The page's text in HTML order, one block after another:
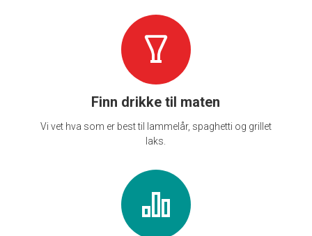
Finn drikke til maten
Vi vet hva som er best til lammelår, spaghetti og grillet
laks.